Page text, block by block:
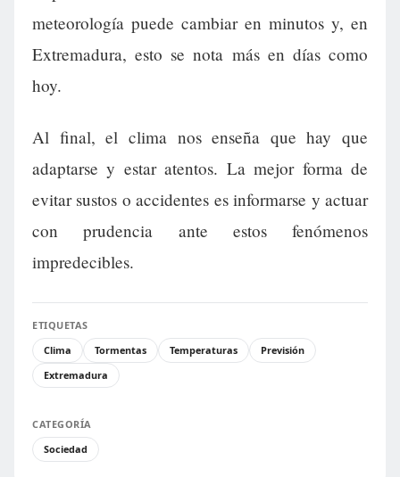
meteorología puede cambiar en minutos y, en
Extremadura, esto se nota más en días como
hoy.
Al final, el clima nos enseña que hay que
adaptarse y estar atentos. La mejor forma de
evitar sustos o accidentes es informarse y actuar
con prudencia ante estos fenómenos
impredecibles.
ETIQUETAS
Clima
Tormentas Temperaturas
Previsión
Extremadura
CATEGORÍA
Sociedad